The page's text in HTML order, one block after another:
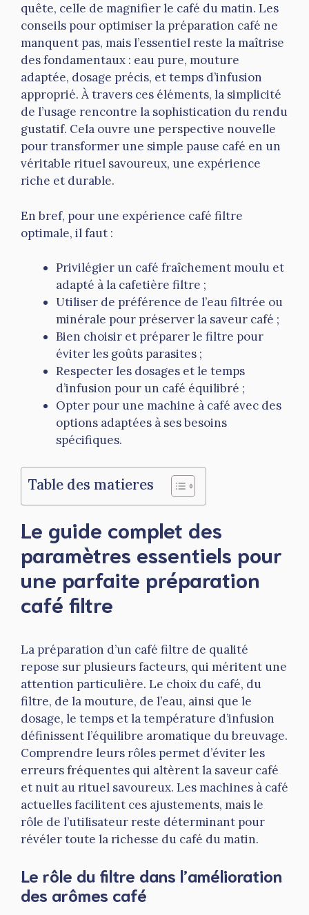
quête, celle de magnifier le café du matin. Les
conseils pour optimiser la préparation café ne
manquent pas, mais l’essentiel reste la maîtrise
des fondamentaux : eau pure, mouture
adaptée, dosage précis, et temps d’infusion
approprié. À travers ces éléments, la simplicité
de l’usage rencontre la sophistication du rendu
gustatif. Cela ouvre une perspective nouvelle
pour transformer une simple pause café en un
véritable rituel savoureux, une expérience
riche et durable.
En bref, pour une expérience café filtre
optimale, il faut :
Privilégier un café fraîchement moulu et
adapté à la cafetière filtre ;
Utiliser de préférence de l’eau filtrée ou
minérale pour préserver la saveur café ;
Bien choisir et préparer le filtre pour
éviter les goûts parasites ;
Respecter les dosages et le temps
d’infusion pour un café équilibré ;
Opter pour une machine à café avec des
options adaptées à ses besoins
spécifiques.
Table des matieres
Le guide complet des
paramètres essentiels pour
une parfaite préparation
café filtre
La préparation d’un café filtre de qualité
repose sur plusieurs facteurs, qui méritent une
attention particulière. Le choix du café, du
filtre, de la mouture, de l’eau, ainsi que le
dosage, le temps et la température d’infusion
définissent l’équilibre aromatique du breuvage.
Comprendre leurs rôles permet d’éviter les
erreurs fréquentes qui altèrent la saveur café
et nuit au rituel savoureux. Les machines à café
actuelles facilitent ces ajustements, mais le
rôle de l’utilisateur reste déterminant pour
révéler toute la richesse du café du matin.
Le rôle du filtre dans l’amélioration
des arômes café